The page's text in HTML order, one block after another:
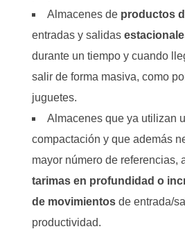
Almacenes de productos
entradas y salidas
durante un tiempo y cuando
salir de forma masiva, como
juguetes.
Almacenes que ya utilizan
compactación y que además
mayor número de referencias,
tarimas en profundidad o
de movimientos de entrada/
productividad.